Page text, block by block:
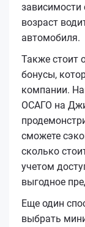
зависимости
возраст
автомобиля.
Также стоит
бонусы,
компании.
ОСАГО на
сможете
сколько
учетом
выгодное
Еще один
выбрать